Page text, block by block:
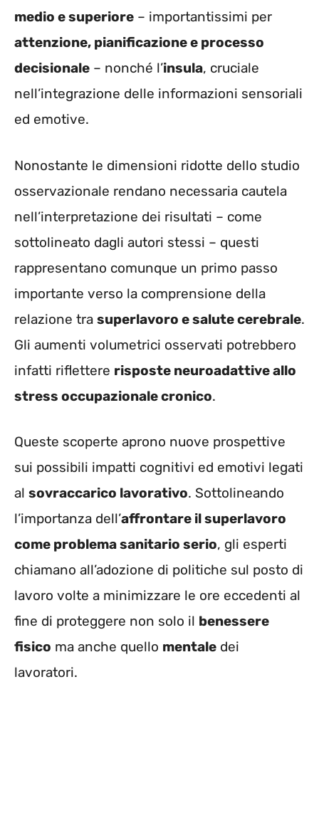
medio e superiore – importantissimi per
attenzione, pianificazione e processo
decisionale – nonché l’insula, cruciale
nell’integrazione delle informazioni sensoriali
ed emotive.
Nonostante le dimensioni ridotte dello studio
osservazionale rendano necessaria cautela
nell’interpretazione dei risultati – come
sottolineato dagli autori stessi – questi
rappresentano comunque un primo passo
importante verso la comprensione della
relazione tra superlavoro e salute cerebrale.
Gli aumenti volumetrici osservati potrebbero
infatti riflettere risposte neuroadattive allo
stress occupazionale cronico.
Queste scoperte aprono nuove prospettive
sui possibili impatti cognitivi ed emotivi legati
al sovraccarico lavorativo. Sottolineando
l’importanza dell’affrontare il superlavoro
come problema sanitario serio, gli esperti
chiamano all’adozione di politiche sul posto di
lavoro volte a minimizzare le ore eccedenti al
fine di proteggere non solo il benessere
fisico ma anche quello mentale dei
lavoratori.